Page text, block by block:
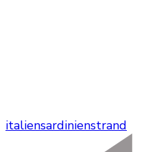
italiensardinienstrand